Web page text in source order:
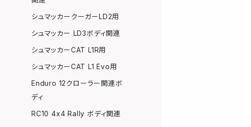
シュマッカークーガーLD2用
シュマッカー LD3ボディ関連
シュマッカーCAT L1R用
シュマッカーCAT L1 Evo用
Enduro 12クローラー関連ボ
ディ
RC10 4x4 Rally ボディ関連